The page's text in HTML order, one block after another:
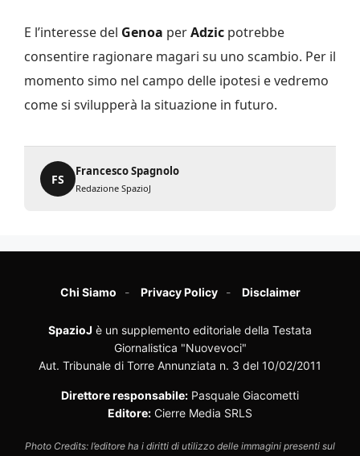
E l’interesse del Genoa perAdzic potrebbe
consentire ragionare magari su uno scambio. Per il
momento simo nel campo delle ipotesi e vedremo
come si svilupperà la situazione in futuro.
FS
Francesco Spagnolo
Redazione SpazioJ
Chi Siamo Privacy Policy Disclaimer
SpazioJ è un supplemento editoriale della Testata
Giornalistica "Nuovevoci"
Aut. Tribunale di Torre Annunziata n. 3 del 10/02/2011
Direttore responsabile: Pasquale Giacometti
Editore: Cierre Media SRLS
Photo Credits: l’editore ha i diritti di utilizzo delle immagini presenti sul